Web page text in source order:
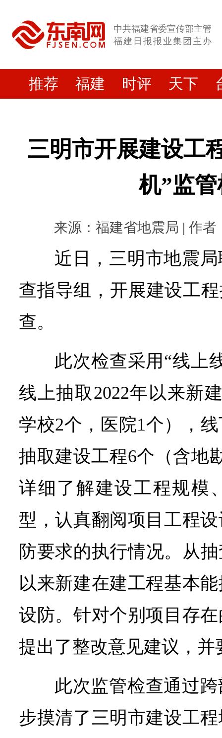
中共福建省委宣传部主管
福建日报报业集团主办
推荐 福建 时评 天下
三明市开展建设工
机”监
来源：福建省地震局 | 作者
近日，三明市地震
查指导组，开展建设工
查。
此次检查采用“线上
线上抽取2022年以来新
学校2个，医院1个），
抽取建设工程6个（含地
详细了解建设工程规模
型，认真翻阅项目工程
防要求的执行情况。从
以来新建在建工程基本
设防。针对个别项目存
提出了整改意见建议，并
此次监管检查通过
步摸清了三明市建设工